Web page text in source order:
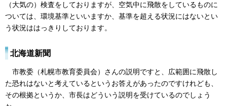
（大気の）検査をしておりますが、空気中に飛散をしているものに
ついては、環境基準といいますか、基準を超える状況にはないとい
う状況ははっきりしております。
北海道新聞
市教委（札幌市教育委員会）さんの説明ですと、広範囲に飛散し
た恐れはないと考えているというお答えがあったのですけれども、
その根拠というか、市長はどういう説明を受けているのでしょう